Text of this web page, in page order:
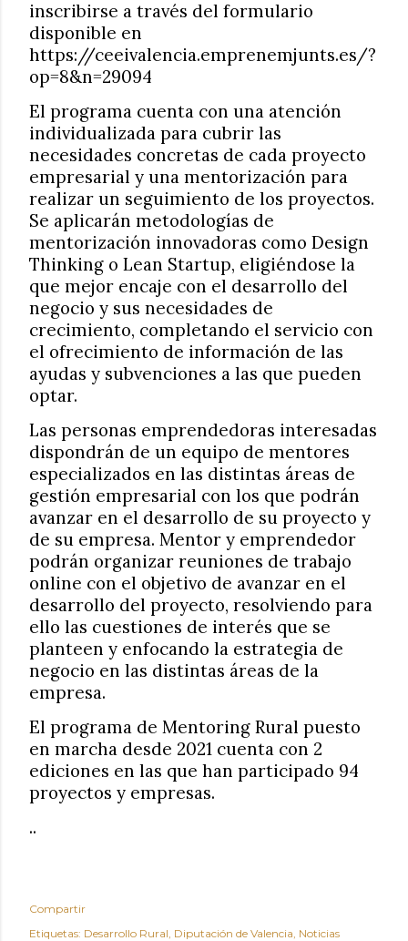
inscribirse a través del formulario
disponible en
https://ceeivalencia.emprenemjunts.es/?
op=8&n=29094
El programa cuenta con una atención
individualizada para cubrir las
necesidades concretas de cada proyecto
empresarial y una mentorización para
realizar un seguimiento de los proyectos.
Se aplicarán metodologías de
mentorización innovadoras como Design
Thinking o Lean Startup, eligiéndose la
que mejor encaje con el desarrollo del
negocio y sus necesidades de
crecimiento, completando el servicio con
el ofrecimiento de información de las
ayudas y subvenciones a las que pueden
optar.
Las personas emprendedoras interesadas
dispondrán de un equipo de mentores
especializados en las distintas áreas de
gestión empresarial con los que podrán
avanzar en el desarrollo de su proyecto y
de su empresa. Mentor y emprendedor
podrán organizar reuniones de trabajo
online con el objetivo de avanzar en el
desarrollo del proyecto, resolviendo para
ello las cuestiones de interés que se
planteen y enfocando la estrategia de
negocio en las distintas áreas de la
empresa.
El programa de Mentoring Rural puesto
en marcha desde 2021 cuenta con 2
ediciones en las que han participado 94
proyectos y empresas.
..
Compartir
Etiquetas: Desarrollo Rural Diputación de Valencia Noticias